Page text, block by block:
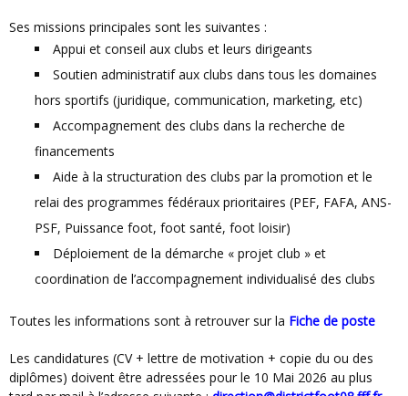
Ses missions principales sont les suivantes :
Appui et conseil aux clubs et leurs dirigeants
Soutien administratif aux clubs dans tous les domaines
hors sportifs (juridique, communication, marketing, etc)
Accompagnement des clubs dans la recherche de
financements
Aide à la structuration des clubs par la promotion et le
relai des programmes fédéraux prioritaires (PEF, FAFA, ANS-
PSF, Puissance foot, foot santé, foot loisir)
Déploiement de la démarche « projet club » et
coordination de l’accompagnement individualisé des clubs
Toutes les informations sont à retrouver sur la Fiche de poste
Les candidatures (CV + lettre de motivation + copie du ou des
diplômes) doivent être adressées pour le 10 Mai 2026 au plus